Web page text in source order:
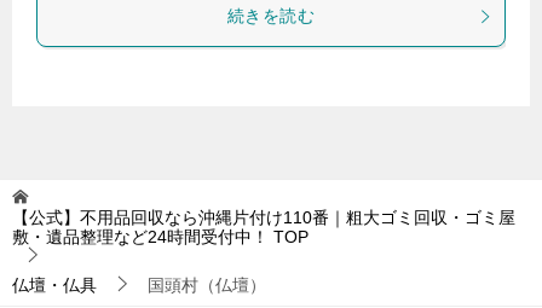
続きを読む
【公式】不用品回収なら沖縄片付け110番｜粗大ゴミ回収・ゴミ屋
敷・遺品整理など24時間受付中！
TOP
仏壇・仏具 国頭村（仏壇）